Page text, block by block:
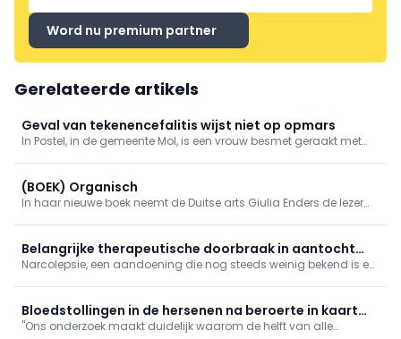
Word nu premium partner
Gerelateerde artikels
Geval van tekenencefalitis wijst niet op opmars
In Postel, in de gemeente Mol, is een vrouw besmet geraakt met
(BOEK) Organisch
In haar nieuwe boek neemt de Duitse arts Giulia Enders de lezer
originele manier voorgesteld.
Belangrijke therapeutische doorbraak in aantocht
voor narcolepsie
Narcolepsie, een aandoening die nog steeds weinig bekend is en
Bloedstollingen in de hersenen na beroerte in kaart
gebracht
"Ons onderzoek maakt duidelijk waarom de helft van alle